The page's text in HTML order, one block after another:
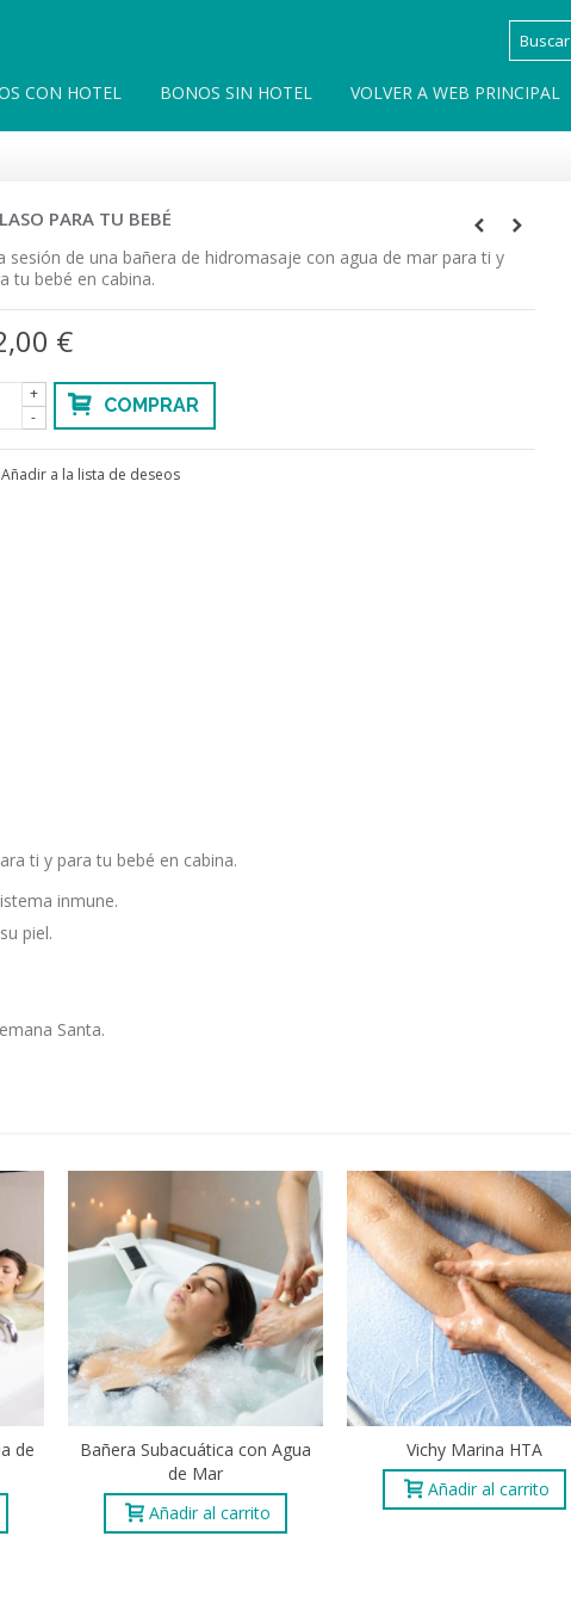
CON HOTEL BONOS SIN HOTEL VOLVER A WEB PRINCIPAL
PARA TU BEBÉ
sesión de una bañera de hidromasaje con agua de mar para ti y
tu bebé en cabina.
€
-
+
COMPRAR
Añadir a la lista de deseos
ti y para tu bebé en cabina.
inmune.
piel.
Santa.
de
Bañera Subacuática con Agua
de Mar
Añadir al carrito
Vichy Marina HTA
Añadir al carrito